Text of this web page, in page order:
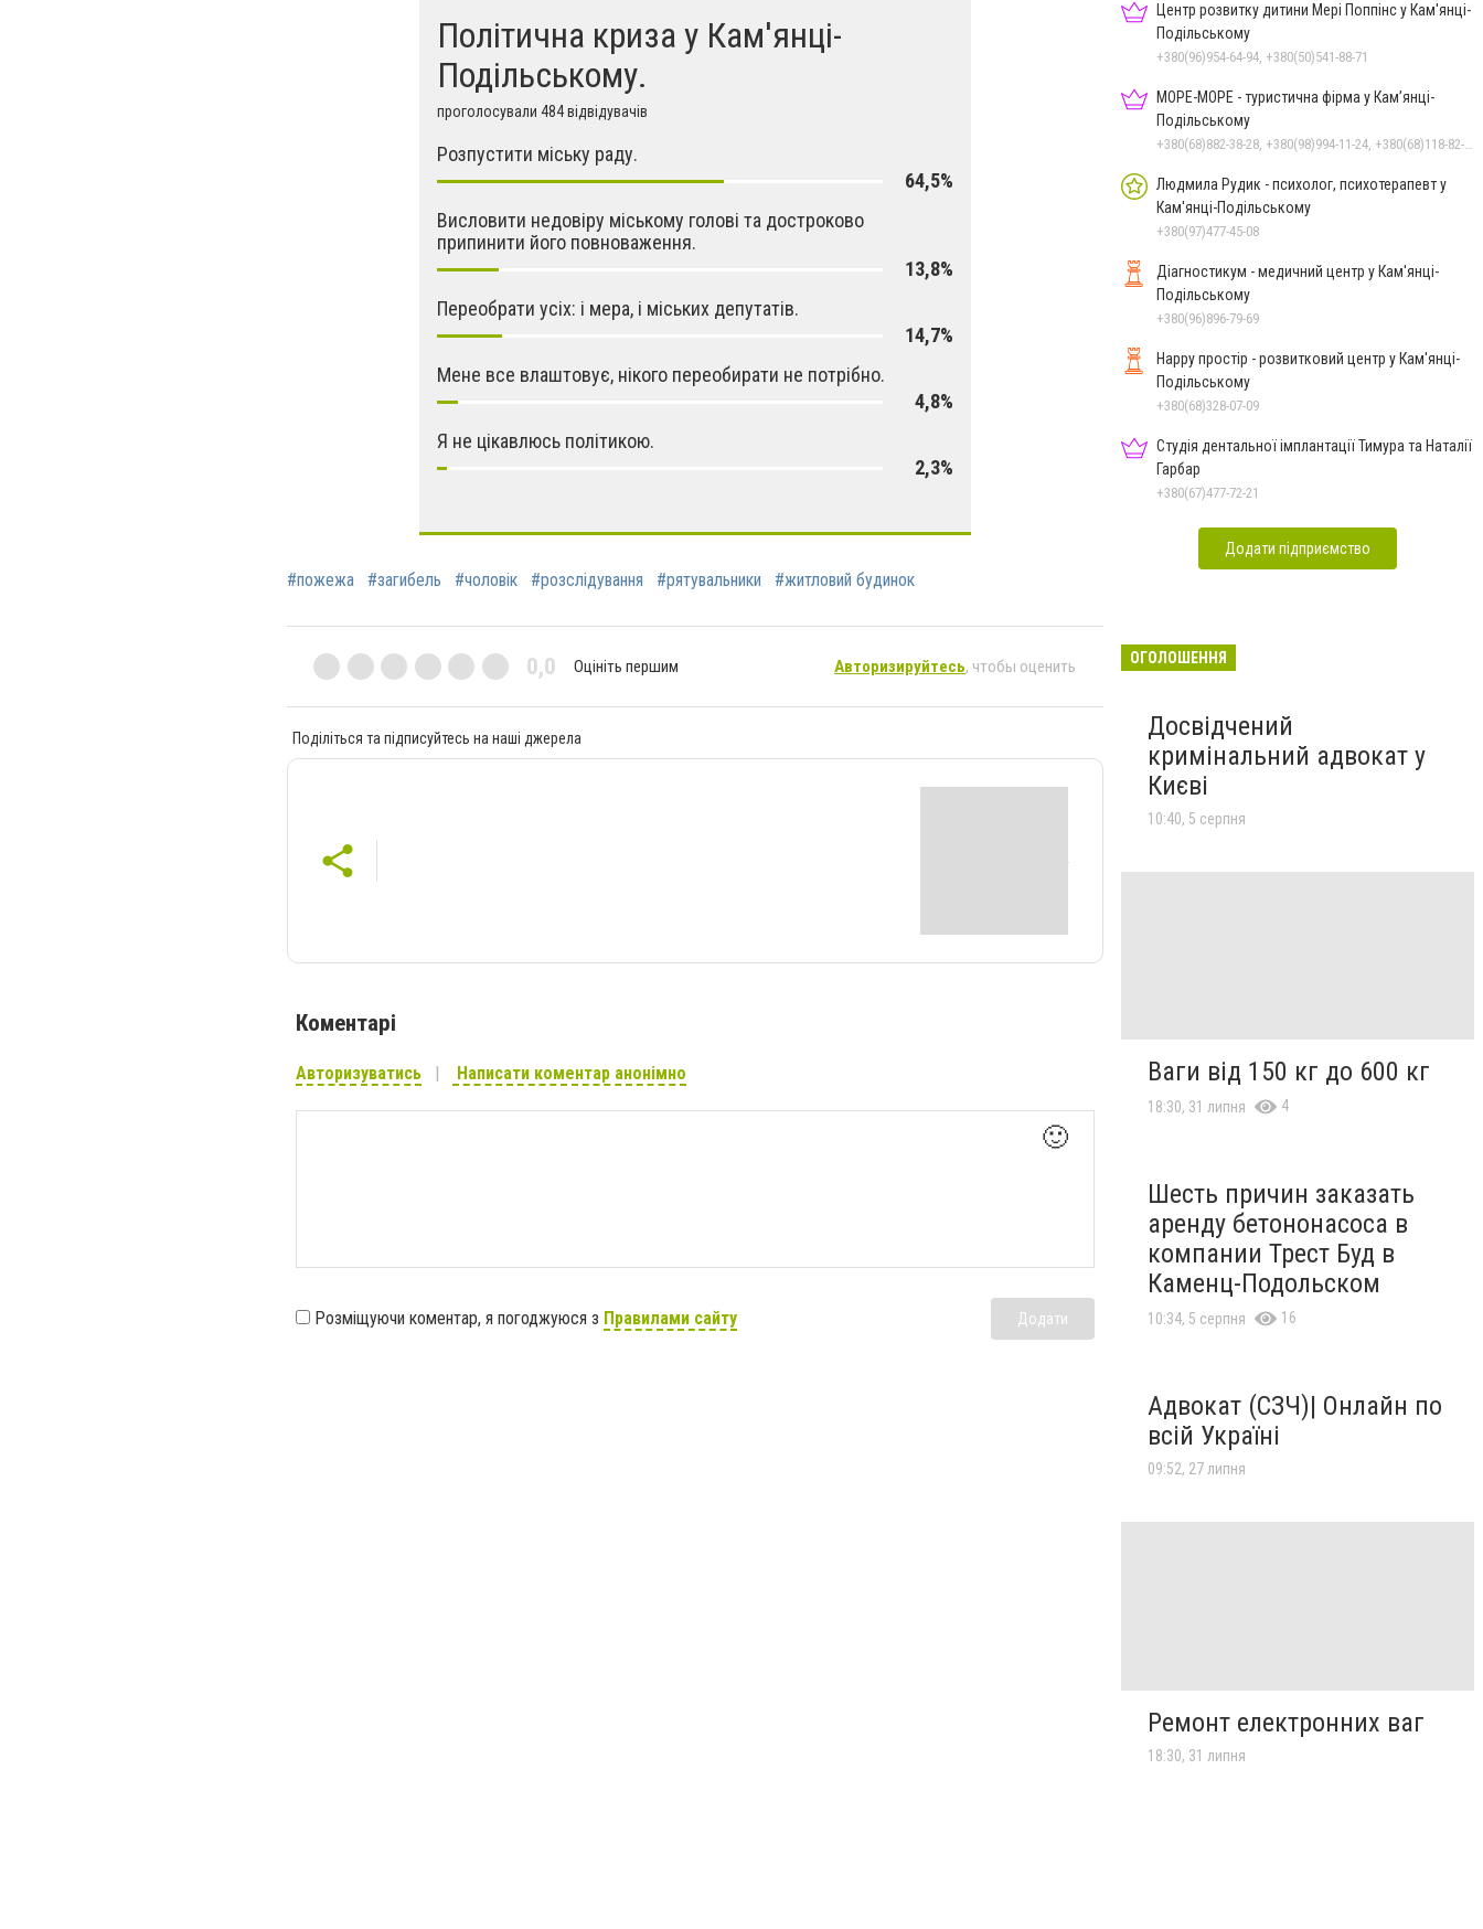
Політична криза у Кам'янці-
Подільському.
проголосували 484 відвідувачів
Розпустити міську раду.
64,5%
Висловити недовіру міському голові та достроково
припинити його повноваження.
13,8%
Переобрати усіх: і мера, і міських депутатів.
14,7%
Мене все влаштовує, нікого переобирати не потрібно.
4,8%
Я не цікавлюсь політикою.
2,3%
#пожежа #загибель #чоловік #розслідування #рятувальники #житловий будинок
0,0 Оцініть першим Авторизируйтесь, чтобы оценить
Поділіться та підписуйтесь на наші джерела
Коментарі
Авторизуватись Написати коментар анонімно
🙂
Розміщуючи коментар, я погоджуюся з Правилами сайту Додати
Центр розвитку дитини Мері Поппінс у Кам'янці-
Подільському
+380(96)954-64-94, +380(50)541-88-71
МОРЕ-МОРЕ - туристична фірма у Кам’янці-
Подільському
+380(68)882-38-28, +380(98)994-11-24, +380(68)118-82-77
Людмила Рудик - психолог, психотерапевт у
Кам'янці-Подільському
+380(97)477-45-08
Діагностикум - медичний центр у Кам'янці-
Подільському
+380(96)896-79-69
Happy простір - розвитковий центр у Кам'янці-
Подільському
+380(68)328-07-09
Студія дентальної імплантації Тимура та Наталії
Гарбар
+380(67)477-72-21
Додати підприємство
ОГОЛОШЕННЯ
Досвідчений
кримінальний адвокат у
Києві
10:40, 5 серпня
Ваги від 150 кг до 600 кг
18:30, 31 липня 4
Шесть причин заказать
аренду бетононасоса в
компании Трест Буд в
Каменц-Подольском
10:34, 5 серпня 16
Адвокат (СЗЧ)| Онлайн по
всій Україні
09:52, 27 липня
Ремонт електронних ваг
18:30, 31 липня